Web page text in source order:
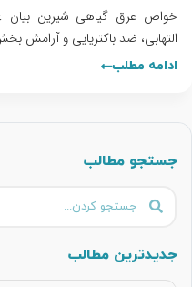
خواص عرق گیاهی شیرین
التهابی، ضد باکتریایی و آرامش
ادامه مطلب
جستجو مطالب
جدیدترین مطالب